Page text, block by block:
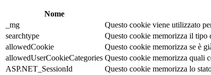
Nome
_mg
Questo cookie viene utilizzato
searchtype
Questo cookie memorizza il tipo
allowedCookie
Questo cookie memorizza se è
allowedUserCookieCategories Questo cookie memorizza quali
ASP.NET_SessionId
Questo cookie memorizza lo